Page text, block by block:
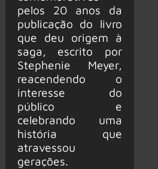
pelos 20 anos da
publicação do livro
que deu origem à
saga, escrito por
Stephenie Meyer,
reacendendo o
interesse do
público e
celebrando uma
história que
atravessou
gerações.